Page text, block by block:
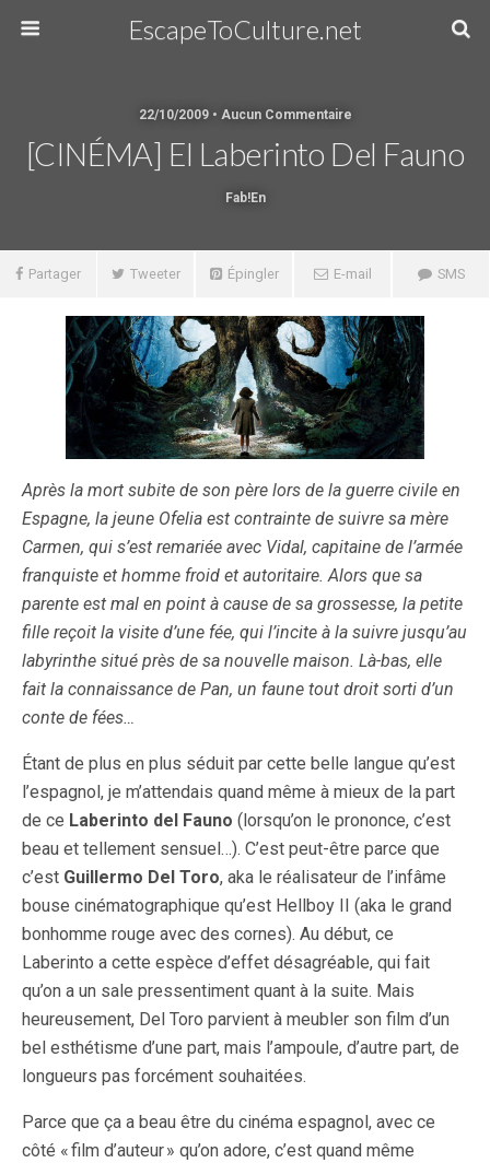
EscapeToCulture.net
22/10/2009 • Aucun Commentaire
[CINÉMA] El Laberinto Del Fauno
Fab!en
Partager Tweeter Épingler E-mail SMS
Après la mort subite de son père lors de la guerre civile en
Espagne, la jeune Ofelia est contrainte de suivre sa mère
Carmen, qui s’est remariée avec Vidal, capitaine de l’armée
franquiste et homme froid et autoritaire. Alors que sa
parente est mal en point à cause de sa grossesse, la petite
fille reçoit la visite d’une fée, qui l’incite à la suivre jusqu’au
labyrinthe situé près de sa nouvelle maison. Là-bas, elle
fait la connaissance de Pan, un faune tout droit sorti d’un
conte de fées…
Étant de plus en plus séduit par cette belle langue qu’est
l’espagnol, je m’attendais quand même à mieux de la part
de ce Laberinto del Fauno (lorsqu’on le prononce, c’est
beau et tellement sensuel…). C’est peut-être parce que
c’est Guillermo Del Toro, aka le réalisateur de l’infâme
bouse cinématographique qu’est Hellboy II (aka le grand
bonhomme rouge avec des cornes). Au début, ce
Laberinto a cette espèce d’effet désagréable, qui fait
qu’on a un sale pressentiment quant à la suite. Mais
heureusement, Del Toro parvient à meubler son film d’un
bel esthétisme d’une part, mais l’ampoule, d’autre part, de
longueurs pas forcément souhaitées.
Parce que ça a beau être du cinéma espagnol, avec ce
côté « film d’auteur » qu’on adore, c’est quand même